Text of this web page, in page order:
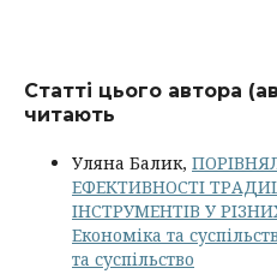
Статті цього автора
читають
Уляна Балик,
ЕФЕКТИВНОСТІ
ІНСТРУМЕНТІВ У
Економіка та
та суспільство